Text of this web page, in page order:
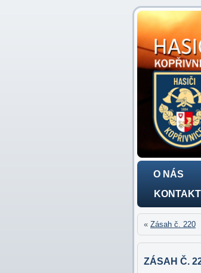
O NÁS
KONTAKT
« Zásah č. 220
ZÁSAH Č.